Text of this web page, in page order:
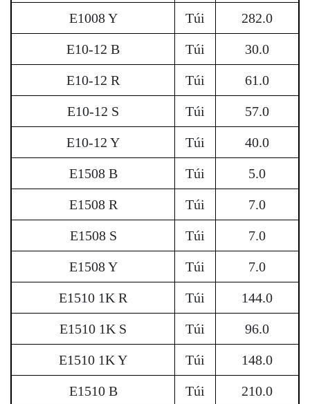
E1008 Y Túi 282.0
E10-12 B Túi 30.0
E10-12 R Túi 61.0
E10-12 S Túi 57.0
E10-12 Y Túi 40.0
E1508 B Túi 5.0
E1508 R Túi 7.0
E1508 S Túi 7.0
E1508 Y Túi 7.0
E1510 1K R Túi 144.0
E1510 1K S Túi 96.0
E1510 1K Y Túi 148.0
E1510 B Túi 210.0